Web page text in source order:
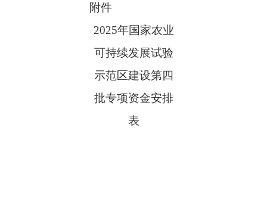
附件
2025年国家农业
可持续发展试验
示范区建设第四
批专项资金安排
表